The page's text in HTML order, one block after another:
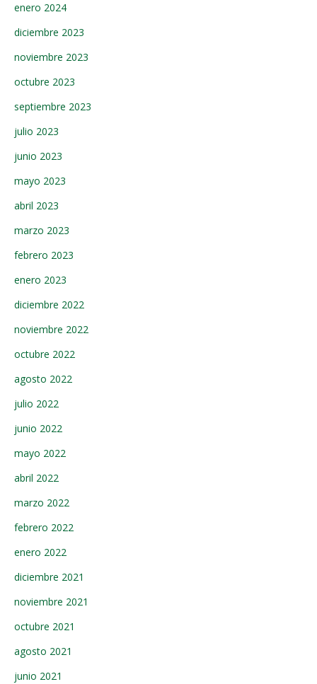
enero 2024
diciembre 2023
noviembre 2023
octubre 2023
septiembre 2023
julio 2023
junio 2023
mayo 2023
abril 2023
marzo 2023
febrero 2023
enero 2023
diciembre 2022
noviembre 2022
octubre 2022
agosto 2022
julio 2022
junio 2022
mayo 2022
abril 2022
marzo 2022
febrero 2022
enero 2022
diciembre 2021
noviembre 2021
octubre 2021
agosto 2021
junio 2021